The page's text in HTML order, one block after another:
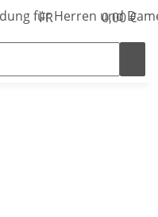
FR 0,00 €